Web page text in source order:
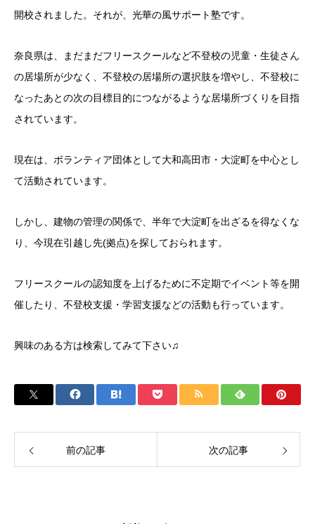
開校されました。それが、光華の風サポート塾です。
奈良県は、まだまだフリースクールなど不登校の児童・生徒さん
の居場所が少なく、不登校の居場所の選択肢を増やし、不登校に
なったあとの次の目標目的につながるような居場所づくりを目指
されています。
現在は、ボランティア団体として大和高田市・大淀町を中心とし
て活動されています。
しかし、建物の管理の関係で、半年で大淀町を出ざるを得なくな
り、今現在引越し先(拠点)を探しておられます。
フリースクールの認知度を上げるために不定期でイベント等を開
催したり、不登校支援・学習支援などの活動も行っています。
興味のある方は検索してみて下さい♫
前の記事 次の記事